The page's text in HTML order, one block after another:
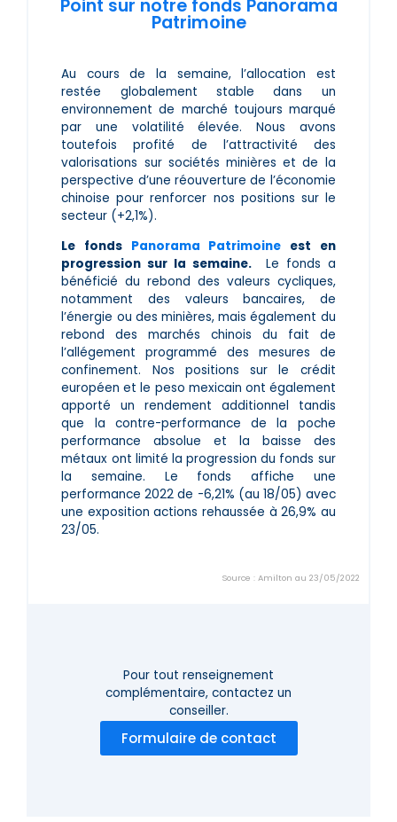
Point sur notre fonds Panorama
Patrimoine
Au cours de la semaine, l’allocation est
restée globalement stable dans un
environnement de marché toujours marqué
par une volatilité élevée. Nous avons
toutefois profité de l’attractivité des
valorisations sur sociétés minières et de la
perspective d’une réouverture de l’économie
chinoise pour renforcer nos positions sur le
secteur (+2,1%).
Le fonds Panorama Patrimoine est en
progression sur la semaine.
Le fonds a
bénéficié du rebond des valeurs cycliques,
notamment des valeurs bancaires, de
l’énergie ou des minières, mais également du
rebond des marchés chinois du fait de
l’allégement programmé des mesures de
confinement. Nos positions sur le crédit
européen et le peso mexicain ont également
apporté un rendement additionnel tandis
que la contre-performance de la poche
performance absolue et la baisse des
métaux ont limité la progression du fonds sur
la semaine. Le fonds affiche une
performance 2022 de -6,21% (au 18/05) avec
une exposition actions rehaussée à 26,9% au
23/05.
Source : Amilton au 23/05/2022
Pour tout renseignement
complémentaire, contactez un
conseiller.
Formulaire de contact